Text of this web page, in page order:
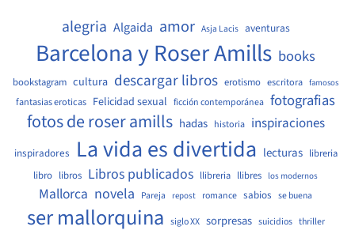
alegria Algaida amor Asja Lacis aventuras
Barcelona y Roser Amills books
bookstagram cultura descargar libros erotismo escritora famosos
fantasias eroticas Felicidad sexual ficción contemporánea fotografias
fotos de roser amills hadas historia inspiraciones
inspiradores La vida es divertida lecturas libreria
libro libros Libros publicados llibreria llibres los modernos
Mallorca novela Pareja repost romance sabios se buena
ser mallorquina siglo XX sorpresas suicidios thriller